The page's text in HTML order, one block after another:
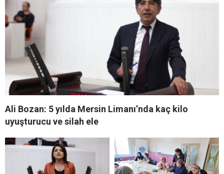
Ali Bozan: 5 yılda Mersin Limanı’nda kaç kilo
uyuşturucu ve silah ele